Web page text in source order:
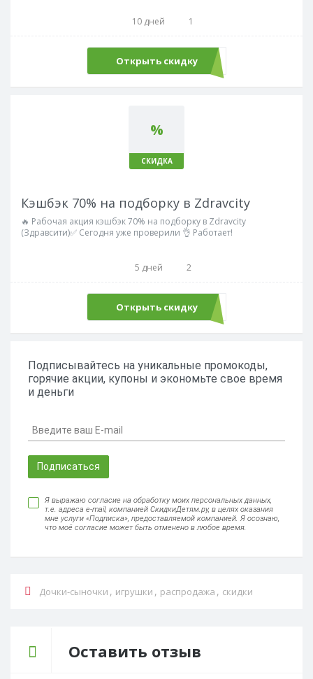
10 дней 1
Открыть скидку
%
СКИДКА
Кэшбэк 70% на подборку в Zdravcity
🔥 Рабочая акция кэшбэк 70% на подборку в Zdravcity
(Здравсити)✅ Сегодня уже проверили 👌 Работает!
5 дней 2
Открыть скидку
Подписывайтесь на уникальные промокоды,
горячие акции, купоны и экономьте свое время
и деньги
Подписаться
Я выражаю согласие на обработку моих персональных данных,
т.е. адреса e-mail, компанией СкидкиДетям.ру, в целях оказания
мне услуги «Подписка», предоставляемой компанией. Я осознаю,
что моё согласие может быть отменено в любое время.
Дочки-сыночки , игрушки , распродажа , скидки
Оставить отзыв